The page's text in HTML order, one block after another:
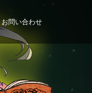
お問い合わせ